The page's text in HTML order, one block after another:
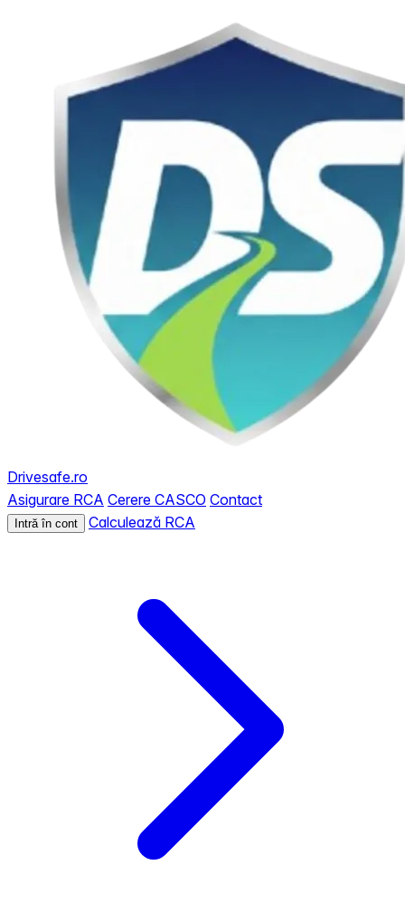
Drivesafe.ro
Asigurare RCA Cerere CASCO Contact
Intră în cont Calculează RCA